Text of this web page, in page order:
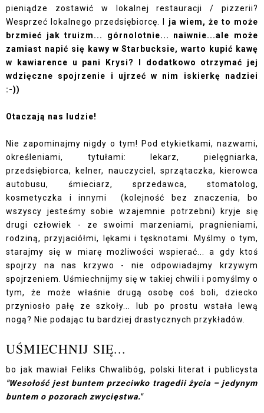
pieniądze zostawić w lokalnej restauracji / pizzerii?
Wesprzeć lokalnego przedsiębiorcę. I ja wiem, że to może
brzmieć jak truizm... górnolotnie... naiwnie...ale może
zamiast napić się kawy w Starbucksie, warto kupić kawę
w kawiarence u pani Krysi? I dodatkowo otrzymać jej
wdzięczne spojrzenie i ujrzeć w nim iskierkę nadziei
:-))
Otaczają nas ludzie!
Nie zapominajmy nigdy o tym! Pod etykietkami, nazwami,
określeniami, tytułami: lekarz, pielęgniarka,
przedsiębiorca, kelner, nauczyciel, sprzątaczka, kierowca
autobusu, śmieciarz, sprzedawca, stomatolog,
kosmetyczka i innymi (kolejność bez znaczenia, bo
wszyscy jesteśmy sobie wzajemnie potrzebni) kryje się
drugi człowiek - ze swoimi marzeniami, pragnieniami,
rodziną, przyjaciółmi, lękami i tęsknotami. Myślmy o tym,
starajmy się w miarę możliwości wspierać... a gdy ktoś
spojrzy na nas krzywo - nie odpowiadajmy krzywym
spojrzeniem. Uśmiechnijmy się w takiej chwili i pomyślmy o
tym, że może właśnie drugą osobę coś boli, dziecko
przyniosło pałę ze szkoły... lub po prostu wstała lewą
nogą? Nie podając tu bardziej drastycznych przykładów.
UŚMIECHNIJ SIĘ...
bo jak mawiał Feliks Chwalibóg, polski literat i publicysta
"Wesołość jest buntem przeciwko tragedii życia – jedynym
buntem o pozorach zwycięstwa."